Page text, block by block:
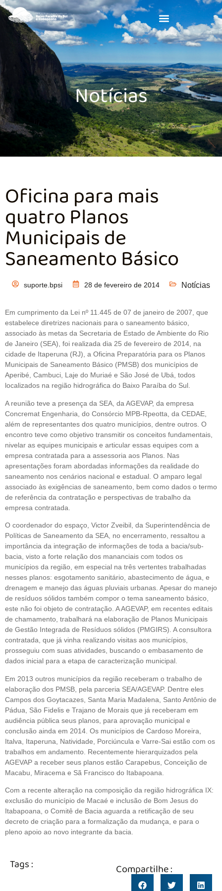
Notícias
Oficina para mais
quatro Planos
Municipais de
Saneamento Básico
suporte.bpsi 28 de fevereiro de 2014 Notícias
Em cumprimento da Lei nº 11.445 de 07 de janeiro de 2007, que
estabelece diretrizes nacionais para o saneamento básico,
associado às metas da Secretaria de Estado de Ambiente do Rio
de Janeiro (SEA), foi realizada dia 25 de fevereiro de 2014, na
cidade de Itaperuna (RJ), a Oficina Preparatória para os Planos
Municipais de Saneamento Básico (PMSB) dos municípios de
Aperibé, Cambuci, Laje do Muriaé e São José de Ubá, todos
localizados na região hidrográfica do Baixo Paraíba do Sul.
A reunião teve a presença da SEA, da AGEVAP, da empresa
Concremat Engenharia, do Consórcio MPB-Rpeotta, da CEDAE,
além de representantes dos quatro municípios, dentre outros. O
encontro teve como objetivo transmitir os conceitos fundamentais,
nivelar as equipes municipais e articular essas equipes com a
empresa contratada para a assessoria aos Planos. Nas
apresentações foram abordadas informações da realidade do
saneamento nos cenários nacional e estadual. O amparo legal
associado às exigências de saneamento, bem como dados o termo
de referência da contratação e perspectivas de trabalho da
empresa contratada.
O coordenador do espaço, Victor Zveibil, da Superintendência de
Políticas de Saneamento da SEA, no encerramento, ressaltou a
importância da integração de informações de toda a bacia/sub-
bacia, visto a forte relação dos mananciais com todos os
municípios da região, em especial na três vertentes trabalhadas
nesses planos: esgotamento sanitário, abastecimento de água, e
drenagem e manejo das águas pluviais urbanas. Apesar do manejo
de resíduos sólidos também compor o tema saneamento básico,
este não foi objeto de contratação. A AGEVAP, em recentes editais
de chamamento, trabalhará na elaboração de Planos Municipais
de Gestão Integrada de Resíduos sólidos (PMGIRS). A consultora
contratada, que já vinha realizando visitas aos municípios,
prosseguiu com suas atividades, buscando o embasamento de
dados inicial para a etapa de caracterização municipal.
Em 2013 outros municípios da região receberam o trabalho de
elaboração dos PMSB, pela parceria SEA/AGEVAP. Dentre eles
Campos dos Goytacazes, Santa Maria Madalena, Santo Antônio de
Pádua, São Fidelis e Trajano de Morais que já receberam em
audiência pública seus planos, para aprovação municipal e
conclusão ainda em 2014. Os municípios de Cardoso Moreira,
Italva, Itaperuna, Natividade, Porciúncula e Varre-Sai estão com os
trabalhos em andamento. Recentemente hierarquizados pela
AGEVAP a receber seus planos estão Carapebus, Conceição de
Macabu, Miracema e Sã Francisco do Itabapoana.
Com a recente alteração na composição da região hidrográfica IX:
exclusão do município de Macaé e inclusão de Bom Jesus do
Itabapoana, o Comitê de Bacia aguarda a retificação de seu
decreto de criação para a formalização da mudança, e para o
pleno apoio ao novo integrante da bacia.
Tags : Compartilhe :